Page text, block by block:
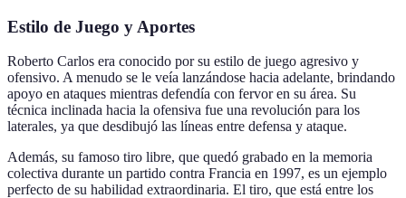
Estilo de Juego y Aportes
Roberto Carlos era conocido por su estilo de juego agresivo y
ofensivo. A menudo se le veía lanzándose hacia adelante, brindando
apoyo en ataques mientras defendía con fervor en su área. Su
técnica inclinada hacia la ofensiva fue una revolución para los
laterales, ya que desdibujó las líneas entre defensa y ataque.
Además, su famoso tiro libre, que quedó grabado en la memoria
colectiva durante un partido contra Francia en 1997, es un ejemplo
perfecto de su habilidad extraordinaria. El tiro, que está entre los